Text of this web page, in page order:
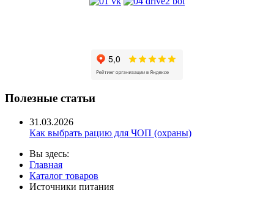
Полезные статьи
31.03.2026
Как выбрать рацию для ЧОП (охраны)
Вы здесь:
Главная
Каталог товаров
Источники питания